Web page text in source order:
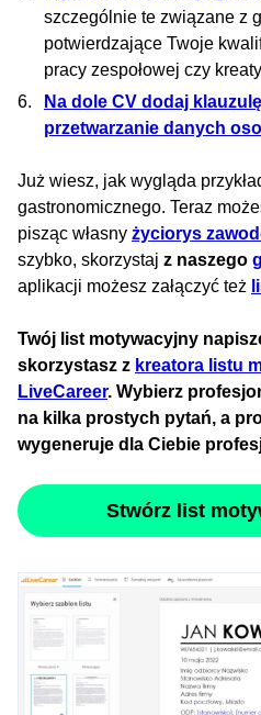
szczególnie te związane z
potwierdzające Twoje
pracy zespołowej czy
Na dole CV dodaj
przetwarzanie danych
Już wiesz, jak wygląda
gastronomicznego. Teraz
pisząc własny życiorys
szybko, skorzystaj z naszego
aplikacji możesz załączyć też
Twój list motywacyjny
skorzystasz z kreatora listu
LiveCareer. Wybierz
na kilka prostych pytań, a
wygeneruje dla Ciebie
Stwórz list